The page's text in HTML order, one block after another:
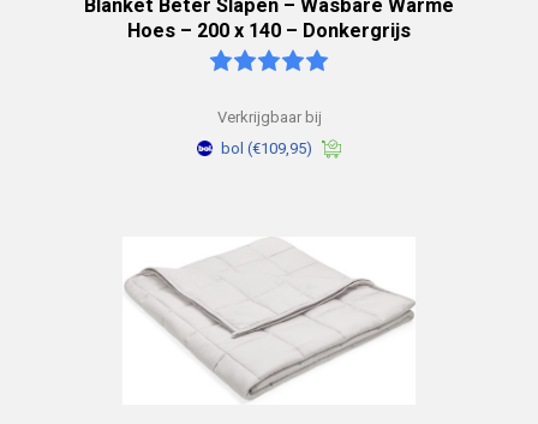
Blanket Beter Slapen – Wasbare Warme
Hoes – 200 x 140 – Donkergrijs
Verkrijgbaar bij
bol (€109,95)